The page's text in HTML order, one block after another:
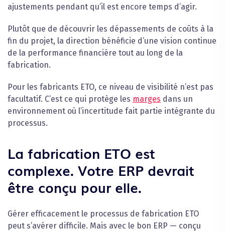
ajustements pendant qu’il est encore temps d’agir.
Plutôt que de découvrir les dépassements de coûts à la
fin du projet, la direction bénéficie d’une vision continue
de la performance financière tout au long de la
fabrication.
Pour les fabricants ETO, ce niveau de visibilité n’est pas
facultatif. C’est ce qui protège les marges dans un
environnement où l’incertitude fait partie intégrante du
processus.
La fabrication ETO est
complexe. Votre ERP devrait
être conçu pour elle.
Gérer efficacement le processus de fabrication ETO
peut s’avérer difficile. Mais avec le bon ERP — conçu